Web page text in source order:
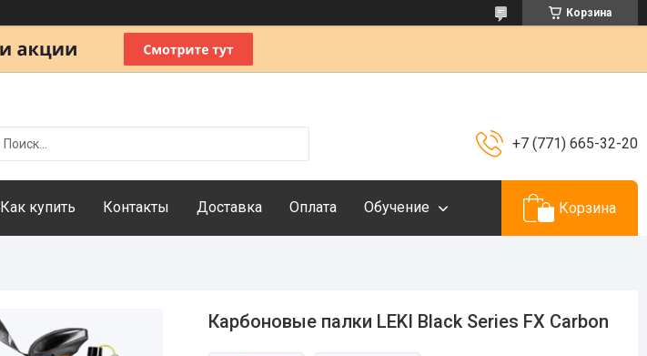
Корзина
+7 (771) 665-32-20
Как купить Контакты Доставка Оплата Обучение Корзина
Карбоновые палки LEKI Black Series FX Carbon